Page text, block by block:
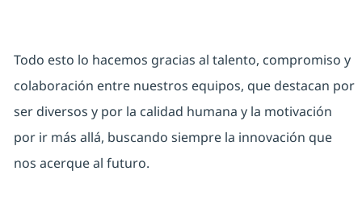
Todo esto lo hacemos gracias al talento, compromiso y
colaboración entre nuestros equipos, que destacan por
ser diversos y por la calidad humana y la motivación
por ir más allá, buscando siempre la innovación que
nos acerque al futuro.